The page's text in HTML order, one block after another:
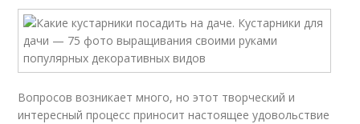
Вопросов возникает много, но этот творческий и
интересный процесс приносит настоящее удовольствие